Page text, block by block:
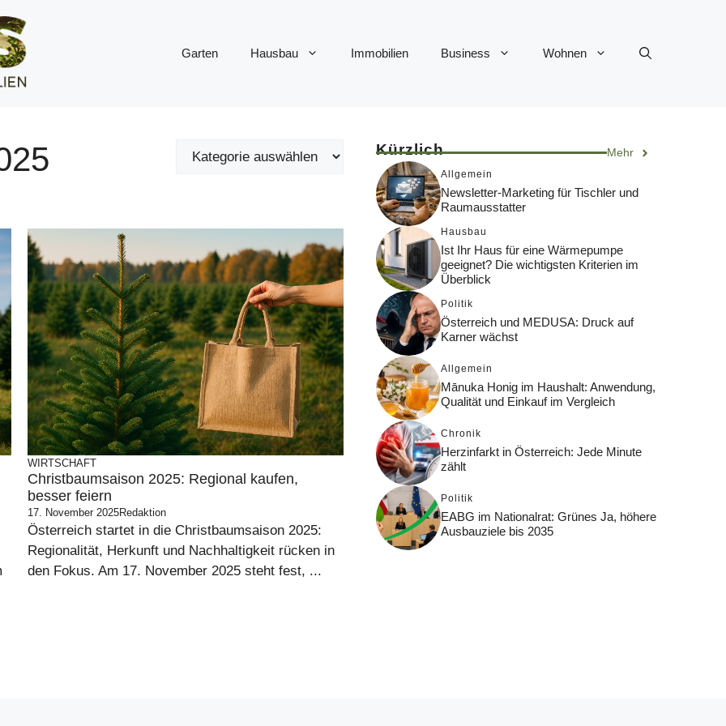
Garten Hausbau Immobilien Business Wohnen
WIRTSCHAFT
Christbaumsaison 2025: Regional kaufen,
besser feiern
17. November 2025Redaktion
Österreich startet in die Christbaumsaison 2025:
Regionalität, Herkunft und Nachhaltigkeit rücken in
den Fokus. Am 17. November 2025 steht fest, ...
Kürzlich Mehr
Allgemein
Newsletter-Marketing für Tischler und
Raumausstatter
Hausbau
Ist Ihr Haus für eine Wärmepumpe
geeignet? Die wichtigsten Kriterien im
Überblick
Politik
Österreich und MEDUSA: Druck auf
Karner wächst
Allgemein
Mānuka Honig im Haushalt: Anwendung,
Qualität und Einkauf im Vergleich
Chronik
Herzinfarkt in Österreich: Jede Minute
zählt
Politik
EABG im Nationalrat: Grünes Ja, höhere
Ausbauziele bis 2035